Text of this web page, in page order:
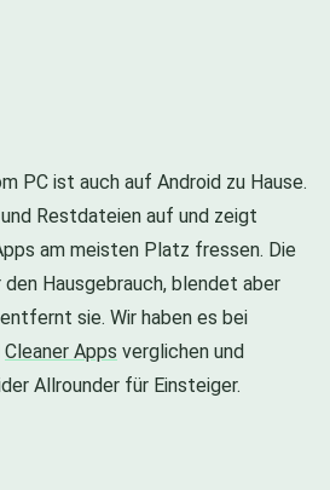
PC ist auch auf Android zu Hause.
Restdateien auf und zeigt
am meisten Platz fressen. Die
Hausgebrauch, blendet aber
sie. Wir haben es bei
Cleaner Apps verglichen und
Allrounder für Einsteiger.